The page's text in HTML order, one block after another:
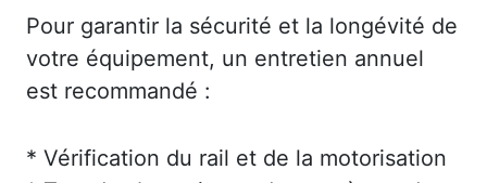
Pour garantir la sécurité et la longévité de
votre équipement, un entretien annuel
est recommandé :
* Vérification du rail et de la motorisation